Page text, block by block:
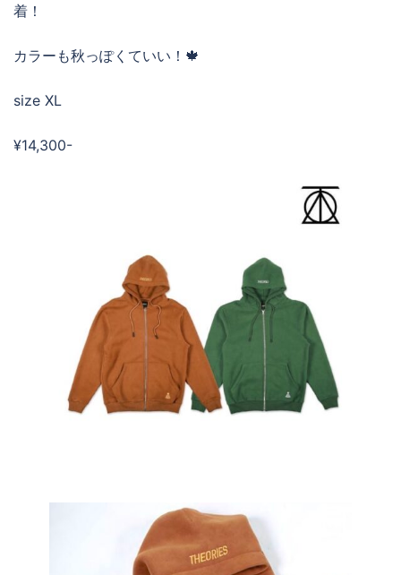
着！
カラーも秋っぽくていい！🍁
size XL
¥14,300-